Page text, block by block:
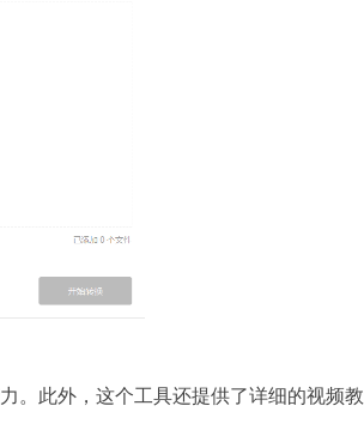
。此外，这个工具还提供了详细的视频教